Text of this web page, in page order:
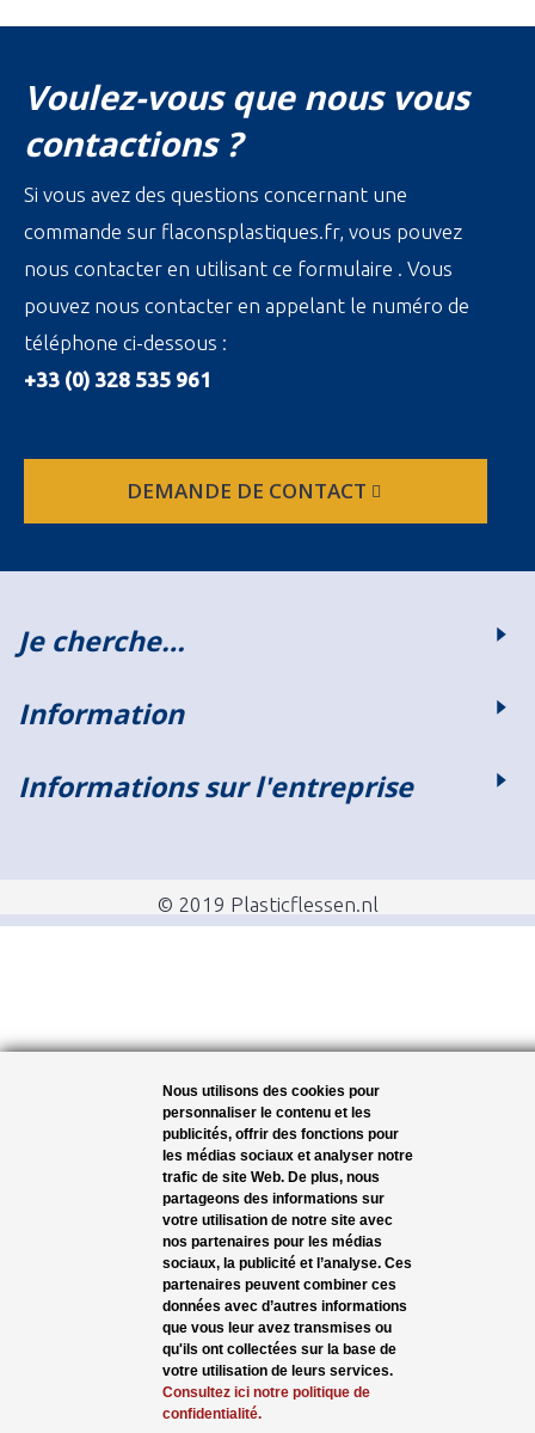
Voulez-vous que nous vous
contactions ?
Si vous avez des questions concernant une
commande sur flaconsplastiques.fr, vous pouvez
nous contacter en utilisant ce formulaire . Vous
pouvez nous contacter en appelant le numéro de
téléphone ci-dessous :
+33 (0) 328 535 961
DEMANDE DE CONTACT
Je cherche…
Information
Informations sur l'entreprise
© 2019 Plasticflessen.nl
Nous utilisons des cookies pour
personnaliser le contenu et les
publicités, offrir des fonctions pour
les médias sociaux et analyser notre
trafic de site Web. De plus, nous
partageons des informations sur
votre utilisation de notre site avec
nos partenaires pour les médias
sociaux, la publicité et l’analyse. Ces
partenaires peuvent combiner ces
données avec d’autres informations
que vous leur avez transmises ou
qu'ils ont collectées sur la base de
votre utilisation de leurs services.
Consultez ici notre politique de
confidentialité.